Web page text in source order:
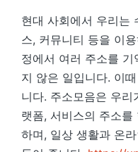
현대 사회에서 우리는
스, 커뮤니티 등을 이
정에서 여러 주소를
지 않은 일입니다. 이
니다. 주소모음은 우
랫폼, 서비스의 주소
하며, 일상 생활과 온